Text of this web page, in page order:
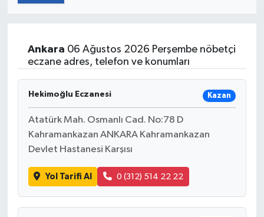
Ankara 06 Ağustos 2026 Perşembe nöbetçi
eczane adres, telefon ve konumları
Hekimoğlu Eczanesi Kazan
Atatürk Mah. Osmanlı Cad. No:78 D
Kahramankazan ANKARA Kahramankazan
Devlet Hastanesi Karşısı
Yol Tarifi Al 0 (312) 514 22 22